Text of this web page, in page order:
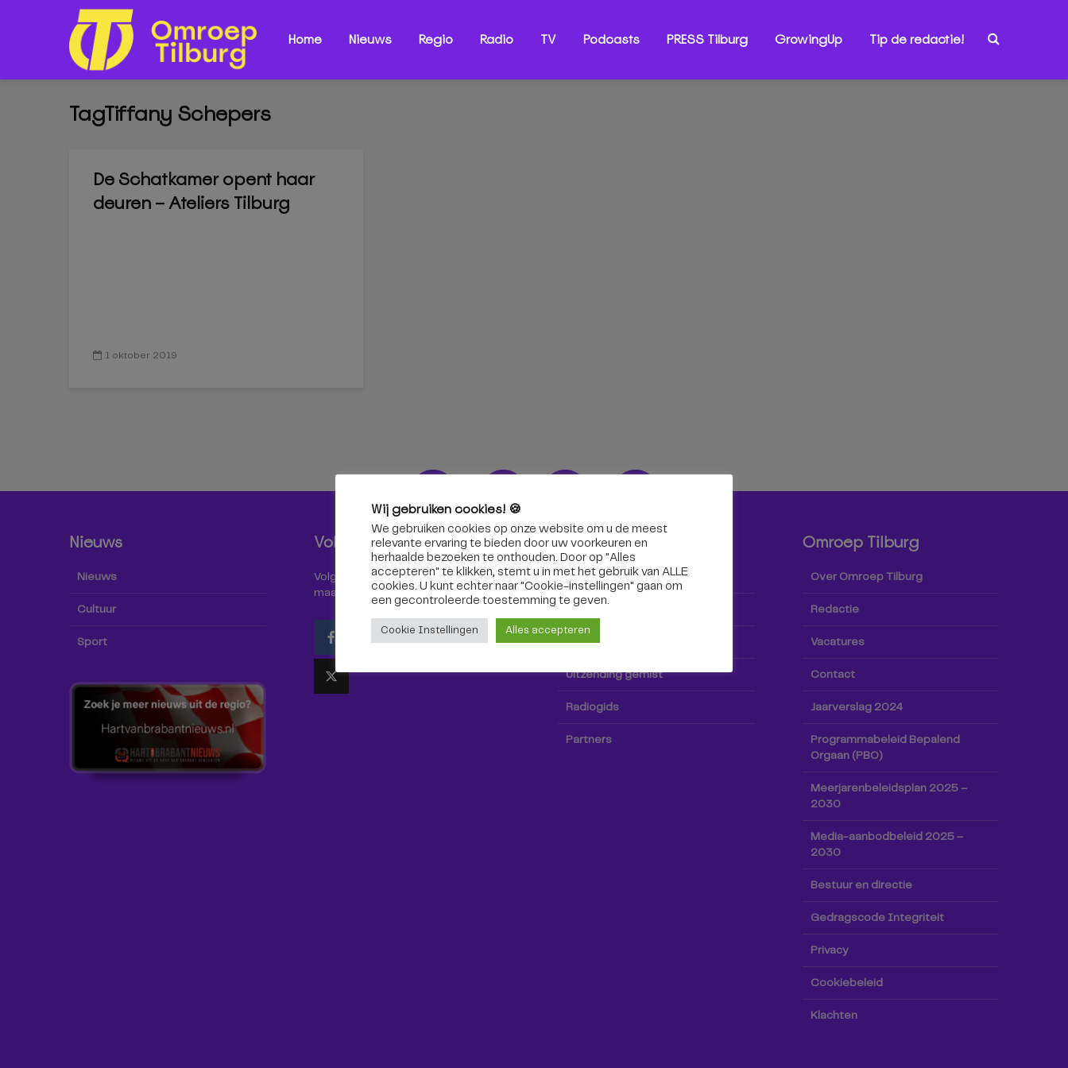
Home Nieuws Regio Radio TV Podcasts PRESS Tilburg GrowingUp Tip de redactie!
TagTiffany Schepers
De Schatkamer opent haar
deuren – Ateliers Tilburg
1 oktober 2019
Nieuws
Nieuws
Cultuur
Sport
Volg ons!
Volg Omroep Tilburg niet alleen hier,
maar ook via social media!
Radio & TV
Kijk tv
Radio
TV-gids
Uitzending gemist
Radiogids
Partners
Omroep Tilburg
Over Omroep Tilburg
Redactie
Vacatures
Contact
Jaarverslag 2024
Programmabeleid Bepalend
Orgaan (PBO)
Meerjarenbeleidsplan 2025 –
2030
Media-aanbodbeleid 2025 –
2030
Bestuur en directie
Gedragscode Integriteit
Privacy
Cookiebeleid
Klachten
Wij gebruiken cookies! 🍪
We gebruiken cookies op onze website om u de meest
relevante ervaring te bieden door uw voorkeuren en
herhaalde bezoeken te onthouden. Door op "Alles
accepteren" te klikken, stemt u in met het gebruik van ALLE
cookies. U kunt echter naar "Cookie-instellingen" gaan om
een ​​gecontroleerde toestemming te geven.
Cookie Instellingen Alles accepteren